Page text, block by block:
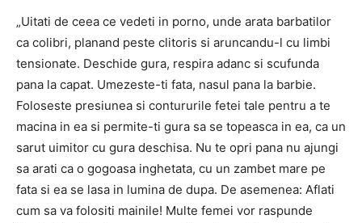
„Uitati de ceea ce vedeti in porno, unde arata barbatilor
ca colibri, planand peste clitoris si aruncandu-l cu limbi
tensionate. Deschide gura, respira adanc si scufunda
pana la capat. Umezeste-ti fata, nasul pana la barbie.
Foloseste presiunea si contururile fetei tale pentru a te
macina in ea si permite-ti gura sa se topeasca in ea, ca un
sarut uimitor cu gura deschisa. Nu te opri pana nu ajungi
sa arati ca o gogoasa inghetata, cu un zambet mare pe
fata si ea se lasa in lumina de dupa. De asemenea: Aflati
cum sa va folositi mainile! Multe femei vor raspunde